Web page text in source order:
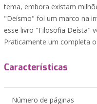
tema, embora existam
"Deísmo" foi um marco na
esse livro "Filosofia Deísta"
Praticamente um completa
Características
Número de páginas